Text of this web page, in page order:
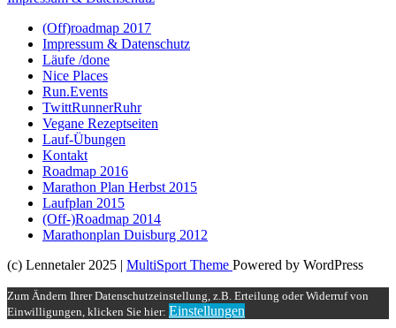
(Off)roadmap 2017
Impressum & Datenschutz
Läufe /done
Nice Places
Run.Events
TwittRunnerRuhr
Vegane Rezeptseiten
Lauf-Übungen
Kontakt
Roadmap 2016
Marathon Plan Herbst 2015
Laufplan 2015
(Off-)Roadmap 2014
Marathonplan Duisburg 2012
(c) Lennetaler 2025 | MultiSport Theme Powered by WordPress
Zum Ändern Ihrer Datenschutzeinstellung, z.B. Erteilung oder Widerruf von
Einwilligungen, klicken Sie hier: Einstellungen